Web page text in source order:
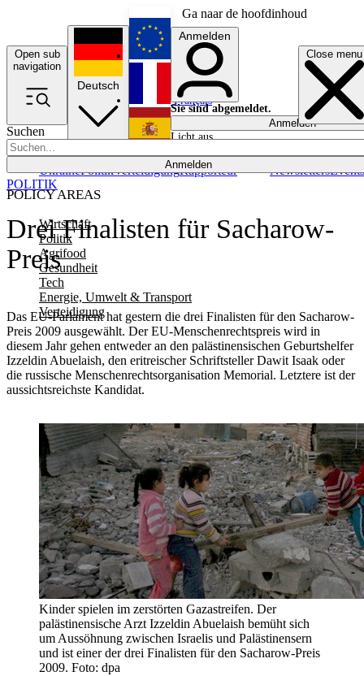
Ga naar de hoofdinhoud
Open sub
navigation
Close menu
Suchen
Anmelden
POLICY AREAS
Wirtschaft
Politik
Agrifood
Gesundheit
Tech
Energie, Umwelt & Transport
Verteidigung
UkrainePolitikVerteidigungRapporteur NewslettersEvents
Deutsch
English
Français
Anmelden
Sie sind abgemeldet.
Anmelden
Licht aus
Drei Finalisten für Sacharow-
Preis
Das EU-Parlament hat gestern die drei Finalisten für den Sacharow-
Preis 2009 ausgewählt. Der EU-Menschenrechtspreis wird in
diesem Jahr gehen entweder an den palästinensischen Geburtshelfer
Izzeldin Abuelaish, den eritreischer Schriftsteller Dawit Isaak oder
die russische Menschenrechtsorganisation Memorial. Letztere ist der
aussichtsreichste Kandidat.
POLITIK
Kinder spielen im zerstörten Gazastreifen. Der
palästinensische Arzt Izzeldin Abuelaish bemüht sich
um Aussöhnung zwischen Israelis und Palästinensern
und ist einer der drei Finalisten für den Sacharow-Preis
2009. Foto: dpa